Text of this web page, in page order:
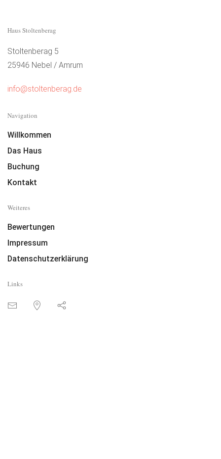
Haus Stoltenberag
Stoltenberag 5
25946 Nebel / Amrum
info@stoltenberag.de
Navigation
Willkommen
Das Haus
Buchung
Kontakt
Weiteres
Bewertungen
Impressum
Datenschutzerklärung
Links